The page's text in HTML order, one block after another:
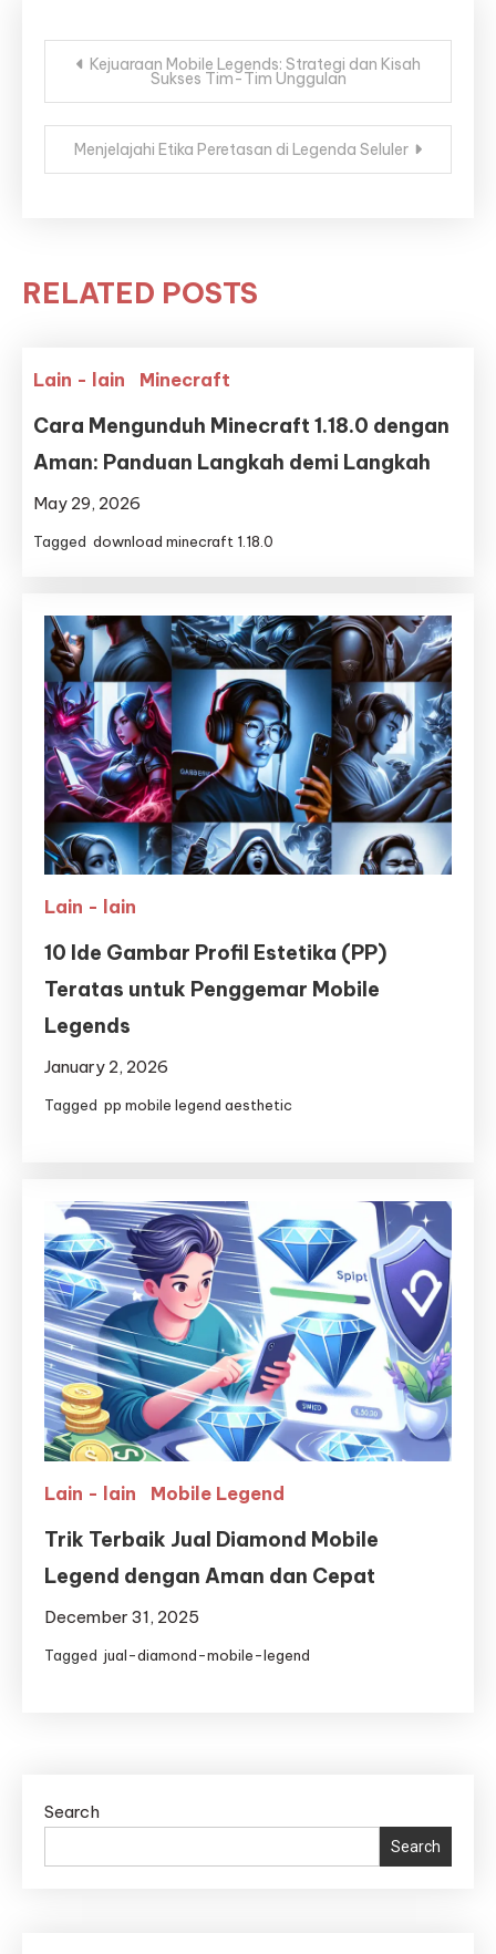
Post
navigation
Kejuaraan Mobile Legends: Strategi dan Kisah
Sukses Tim-Tim Unggulan
Menjelajahi Etika Peretasan di Legenda Seluler
RELATED POSTS
Lain - lain Minecraft
Cara Mengunduh Minecraft 1.18.0 dengan
Aman: Panduan Langkah demi Langkah
May 29, 2026
Tagged download minecraft 1.18.0
Lain - lain
10 Ide Gambar Profil Estetika (PP)
Teratas untuk Penggemar Mobile
Legends
January 2, 2026
Tagged pp mobile legend aesthetic
Lain - lain Mobile Legend
Trik Terbaik Jual Diamond Mobile
Legend dengan Aman dan Cepat
December 31, 2025
Tagged jual-diamond-mobile-legend
Search
Search